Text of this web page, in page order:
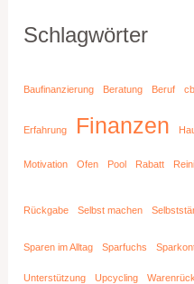
Schlagwörter
Baufinanzierung Beratung Beruf
Erfahrung Finanzen
Motivation Ofen Pool Rabatt
Rückgabe Selbst machen
Sparen im Alltag Sparfuchs
Unterstützung Upcycling